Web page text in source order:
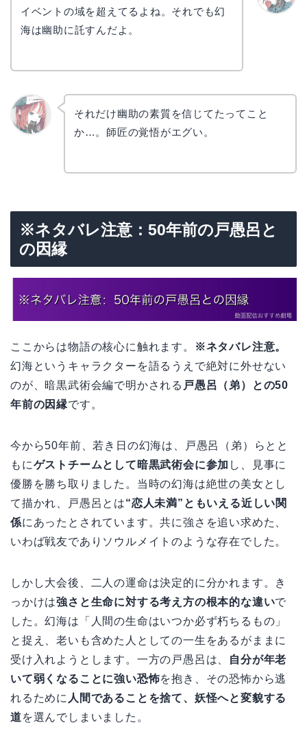
イベントの域を超えてるよね。それでも幻
海は幽助に託すんだよ。
それだけ幽助の素質を信じてたってこと
か…。師匠の覚悟がエグい。
※ネタバレ注意：50年前の戸愚呂と
の因縁
ここからは物語の核心に触れます。
※ネタバレ注意。
幻海というキャラクターを語るうえで絶対に外せない
のが、暗黒武術会編で明かされる 戸愚呂（弟）との50
年前の因縁です。
今から50年前、若き日の幻海は、戸愚呂（弟）らとと
もにゲストチームとして暗黒武術会に参加 し、見事に
優勝を勝ち取りました。当時の幻海は絶世の美女とし
て描かれ、戸愚呂とは“恋人未満”ともいえる近しい関
係にあったとされています。共に強さを追い求めた、
いわば戦友でありソウルメイトのような存在でした。
しかし大会後、二人の運命は決定的に分かれます。き
っかけは強さと生命に対する考え方の根本的な違いで
した。幻海は「人間の生命はいつか必ず朽ちるもの」
と捉え、老いも含めた人としての一生をあるがままに
受け入れようとします。一方の戸愚呂は、
自分が年老
いて弱くなることに強い恐怖を抱き、その恐怖から逃
れるために 人間であることを捨て、妖怪へと変貌する
道を選んでしまいました。